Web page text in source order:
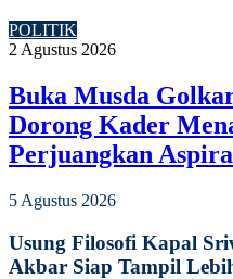
POLITIK
2 Agustus 2026
Buka Musda
Dorong Kader
Perjuangkan
5 Agustus 2026
Usung Filosofi Kapal
Akbar Siap Tampil